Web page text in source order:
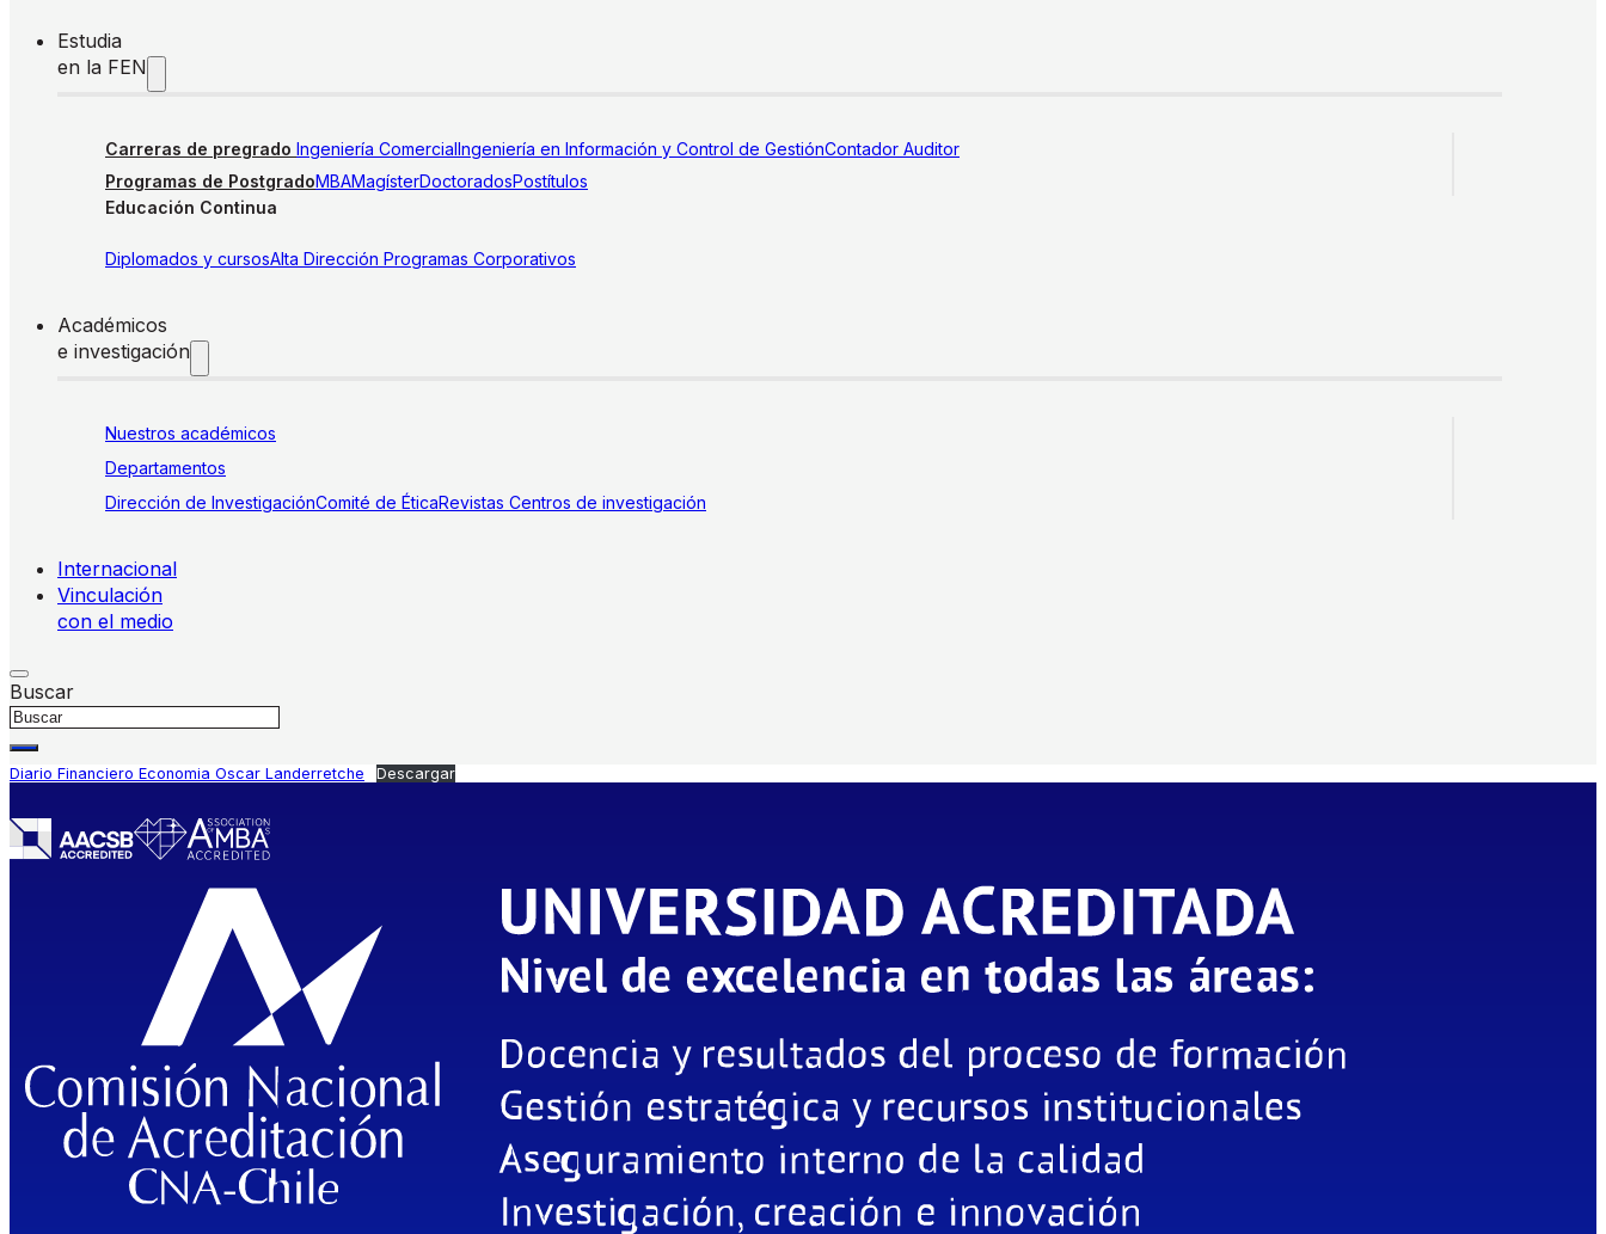
Estudia
en la FEN
Carreras de pregrado Ingeniería ComercialIngeniería en Información y Control de GestiónContador Auditor
Programas de PostgradoMBAMagísterDoctoradosPostítulos
Educación Continua
Diplomados y cursosAlta Dirección Programas Corporativos
Académicos
e investigación
Nuestros académicos
Departamentos
Dirección de InvestigaciónComité de ÉticaRevistas Centros de investigación
Internacional
Vinculación
con el medio
Buscar
Diario Financiero Economia Oscar Landerretche Descargar